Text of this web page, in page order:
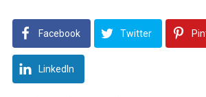
Facebook Twitter
LinkedIn